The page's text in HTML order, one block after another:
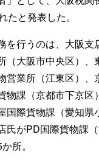
たと発表した。
を行うのは、大阪支
（大阪市中央区）、
営業所（江東区）、
物課（京都市下京区
国際貨物課（愛知県
氏がPD国際貨物課
所。